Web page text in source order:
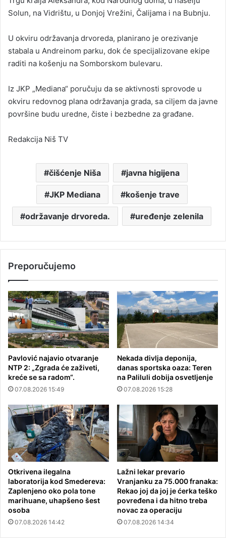
Solun, na Vidrištu, u Donjoj Vrežini, Čalijama i na Bubnju.
U okviru održavanja drvoreda, planirano je orezivanje
stabala u Andreinom parku, dok će specijalizovane ekipe
raditi na košenju na Somborskom bulevaru.
Iz JKP „Mediana“ poručuju da se aktivnosti sprovode u
okviru redovnog plana održavanja grada, sa ciljem da javne
površine budu uredne, čiste i bezbedne za građane.
Redakcija Niš TV
čišćenje Niša javna higijena
JKP Mediana košenje trave
održavanje drvoreda. uređenje zelenila
Preporučujemo
Pavlović najavio otvaranje
NTP 2: „Zgrada će zaživeti,
kreće se sa radom“.
07.08.2026 15:49
Nekada divlja deponija,
danas sportska oaza: Teren
na Paliluli dobija osvetljenje
07.08.2026 15:28
Otkrivena ilegalna
laboratorija kod Smedereva:
Zaplenjeno oko pola tone
marihuane, uhapšeno šest
osoba
07.08.2026 14:42
Lažni lekar prevario
Vranjanku za 75.000 franaka:
Rekao joj da joj je ćerka teško
povređena i da hitno treba
novac za operaciju
07.08.2026 14:34